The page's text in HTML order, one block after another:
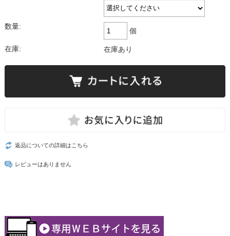
数量:
個
在庫: 在庫あり
返品についての詳細はこちら
レビューはありません